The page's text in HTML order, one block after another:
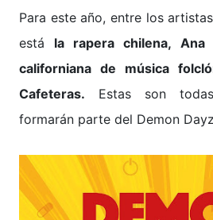
Para este año, entre los
está la rapera chilena,
californiana de música
Cafeteras. Estas son
formarán parte del Demon